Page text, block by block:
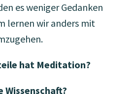
es weniger Gedanken
lernen wir anders mit
hat Meditation?
Wissenschaft?